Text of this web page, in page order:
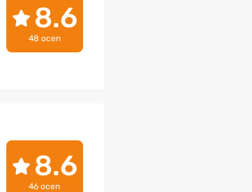
8.6
48 ocen
8.6
46 ocen